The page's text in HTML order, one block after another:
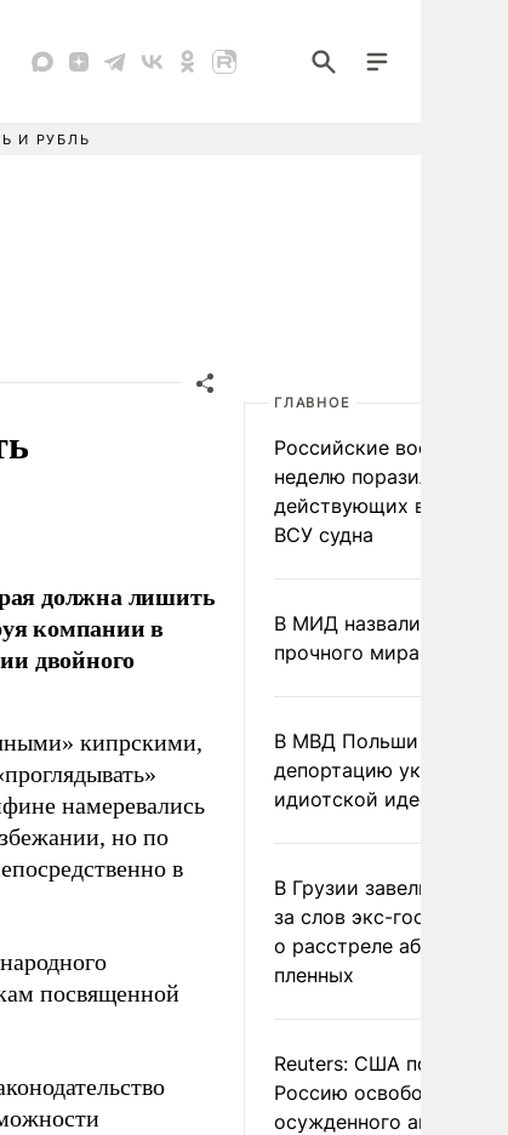
И РУБЛЬ
должна лишить
компании в
двойного
кипрскими,
намеревались
но по
в
посвященной
ГЛАВНОЕ
Российские военные за
неделю поразили 34
действующих в
ВСУ судна
В МИД назвали условия
прочного мира на
В МВД Польши назвали
депортацию украинцев
идиотской идеей
В Грузии завели дело
за слов экс-
о расстреле абхазских
пленных
Reuters: США
Россию освободить
осужденного